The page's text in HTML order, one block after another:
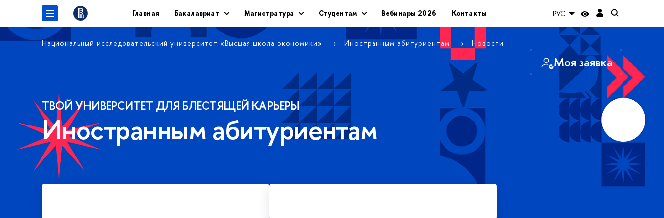
Главная Бакалавриат Магистратура Студентам Вебинары 2026 Контакты РУС
Национальный исследовательский университет «Высшая школа экономики» Иностранным абитуриентам Новости
Моя заявка
ТВОЙ УНИВЕРСИТЕТ ДЛЯ БЛЕСТЯЩЕЙ КАРЬЕРЫ
Иностранным абитуриентам